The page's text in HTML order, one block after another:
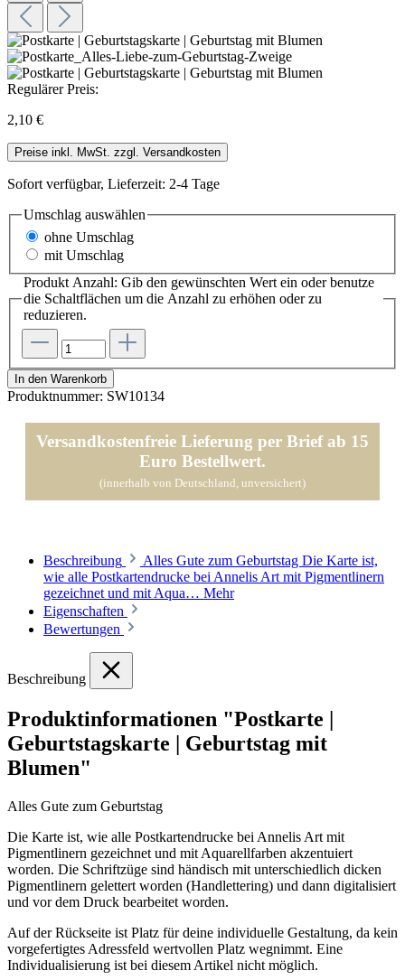
Regulärer Preis:
2,10 €
Preise inkl. MwSt. zzgl. Versandkosten
Sofort verfügbar, Lieferzeit: 2-4 Tage
Umschlag auswählen
ohne Umschlag
mit Umschlag
Produkt Anzahl: Gib den gewünschten Wert ein oder benutze
die Schaltflächen um die Anzahl zu erhöhen oder zu
reduzieren.
In den Warenkorb
Produktnummer: SW10134
Versandkostenfreie Lieferung per Brief ab 15
Euro Bestellwert.
(innerhalb von Deutschland, unversichert)
Beschreibung
Alles Gute zum Geburtstag Die Karte ist,
wie alle Postkartendrucke bei Annelis Art mit Pigmentlinern
gezeichnet und mit Aqua… Mehr
Eigenschaften
Bewertungen
Beschreibung
Produktinformationen "Postkarte |
Geburtstagskarte | Geburtstag mit
Blumen"
Alles Gute zum Geburtstag
Die Karte ist, wie alle Postkartendrucke bei Annelis Art mit
Pigmentlinern gezeichnet und mit Aquarellfarben akzentuiert
worden. Die Schriftzüge sind händisch mit unterschiedlich dicken
Pigmentlinern gelettert worden (Handlettering) und dann digitalisiert
und vor dem Druck bearbeitet worden.
Auf der Rückseite ist Platz für deine individuelle Gestaltung, da kein
vorgefertigtes Adressfeld wertvollen Platz wegnimmt. Eine
Individualisierung ist bei diesem Artikel nicht möglich.